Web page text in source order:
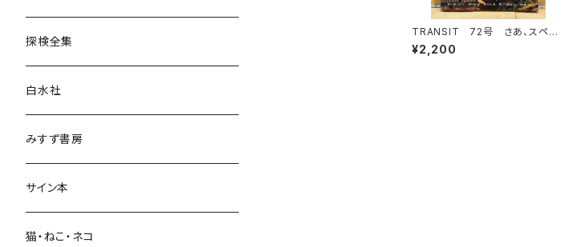
TRANSIT 72号 さあ、スペイ
ンへ！ 太陽と海と土の国
¥2,200
民族・風習
言語・ことば
探検全集
白水社
みすず書房
サイン本
猫・ねこ・ネコ